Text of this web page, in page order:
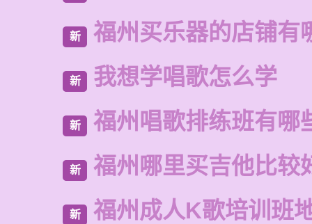
新 福州买乐器的店铺有
新 我想学唱歌怎么学
新 福州唱歌排练班有哪
新 福州哪里买吉他比较
新 福州成人K歌培训班